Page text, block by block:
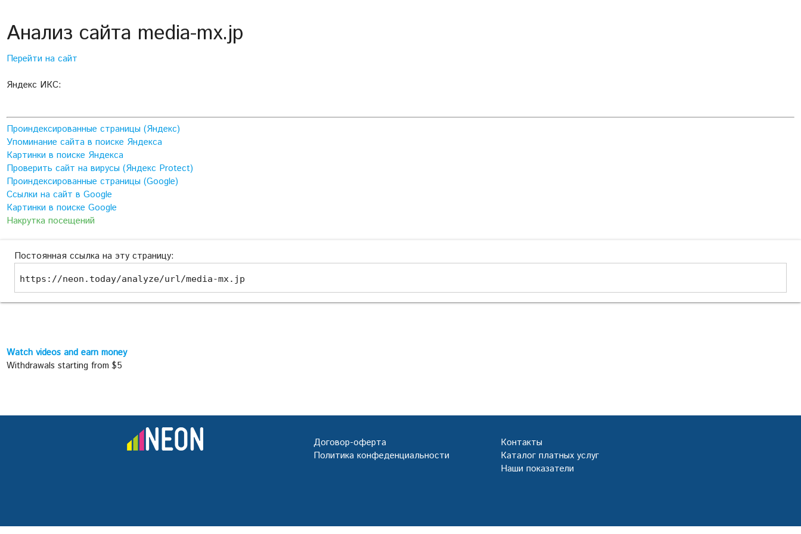
Анализ сайта media-mx.jp
Перейти на сайт
Яндекс ИКС:
Проиндексированные страницы (Яндекс)
Упоминание сайта в поиске Яндекса
Картинки в поиске Яндекса
Проверить сайт на вирусы (Яндекс Protect)
Проиндексированные страницы (Google)
Ссылки на сайт в Google
Картинки в поиске Google
Накрутка посещений
Постоянная ссылка на эту страницу:
https://neon.today/analyze/url/media-mx.jp
Watch videos and earn money
Withdrawals starting from $5
Договор-оферта
Политика конфеденциальности
Контакты
Каталог платных услуг
Наши показатели